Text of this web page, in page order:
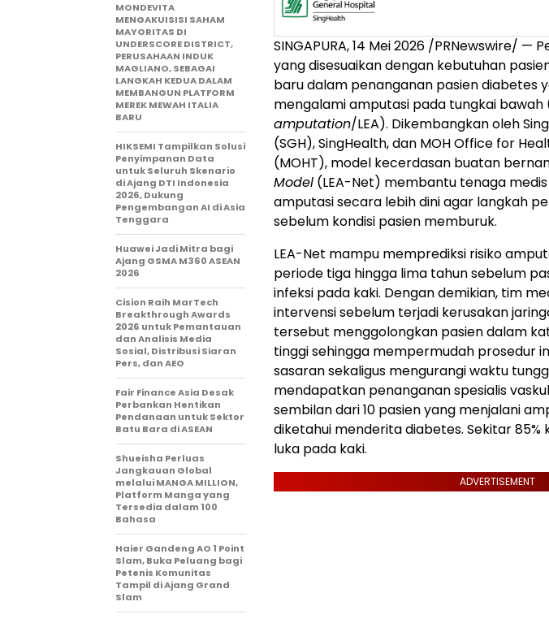
SINGAPURA, 14 Mei 2026 /PRNewswire/ —
yang disesuaikan dengan kebutuhan
baru dalam penanganan pasien diabetes
mengalami amputasi pada tungkai bawah
amputation/LEA). Dikembangkan oleh
(SGH), SingHealth, dan MOH Office for
(MOHT), model kecerdasan buatan
Model (LEA-Net) membantu tenaga
amputasi secara lebih dini agar langkah
sebelum kondisi pasien memburuk.
LEA-Net mampu memprediksi risiko
periode tiga hingga lima tahun sebelum
infeksi pada kaki. Dengan demikian, tim
intervensi sebelum terjadi kerusakan
tersebut menggolongkan pasien dalam
tinggi sehingga mempermudah prosedur
sasaran sekaligus mengurangi waktu
mendapatkan penanganan spesialis
sembilan dari 10 pasien yang menjalani
diketahui menderita diabetes. Sekitar 85%
luka pada kaki.
ADVERTISEMENT
MONDEVITA
MENGAKUISISI SAHAM
MAYORITAS DI
UNDERSCORE DISTRICT,
PERUSAHAAN INDUK
MAGLIANO, SEBAGAI
LANGKAH KEDUA DALAM
MEMBANGUN PLATFORM
MEREK MEWAH ITALIA
BARU
HIKSEMI Tampilkan Solusi
Penyimpanan Data
untuk Seluruh Skenario
di Ajang DTI Indonesia
2026, Dukung
Pengembangan AI di Asia
Tenggara
Huawei Jadi Mitra bagi
Ajang GSMA M360 ASEAN
2026
Cision Raih MarTech
Breakthrough Awards
2026 untuk Pemantauan
dan Analisis Media
Sosial, Distribusi Siaran
Pers, dan AEO
Fair Finance Asia Desak
Perbankan Hentikan
Pendanaan untuk Sektor
Batu Bara di ASEAN
Shueisha Perluas
Jangkauan Global
melalui MANGA MILLION,
Platform Manga yang
Tersedia dalam 100
Bahasa
Haier Gandeng AO 1 Point
Slam, Buka Peluang bagi
Petenis Komunitas
Tampil di Ajang Grand
Slam